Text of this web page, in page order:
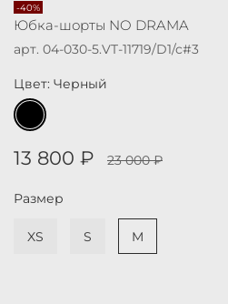
-40%
арт. 04-030-5.VT-11719/D1/c#3
Юбка-шорты NO DRAMA
13 800 ₽ 23 000 ₽
Цвет: Черный
Размер
XS S M